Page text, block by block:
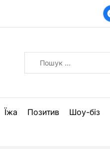
Їжа Позитив Шоу-біз